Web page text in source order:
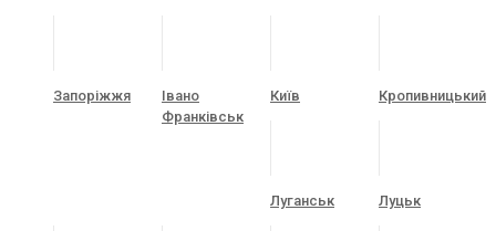
Запоріжжя
Івано
Франківськ
Київ Кропивницький
Луганськ Луцьк